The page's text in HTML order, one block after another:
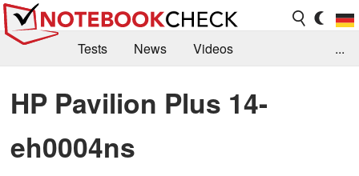
Tests News
Videos
Kaufberatung
Deals Suche
Jobs
Forum
...
HP Pavilion Plus 14-
eh0004ns